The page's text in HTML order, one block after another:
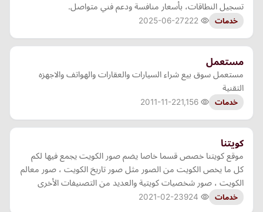
تسجيل النطاقات، بأسعار منافسة ودعم فني متواصل.
خدمات 2025-06-27
مستعمل
مستعمل سوق بيع شراء السيارات والعقارات والهواتف والاجهزه
التقنية
خدمات 2011-11-22
كويتنا
موقع كويتنا خصص قسما خاصا يضم صور الكويت يجمع فيها لكم
كل ما يخص الكويت من الصور مثل صور تاريخ الكويت ، صور معالم
الكويت ، صور شخصيات كويتية والعديد من التصنيفات الأخرى
خدمات 2021-02-23